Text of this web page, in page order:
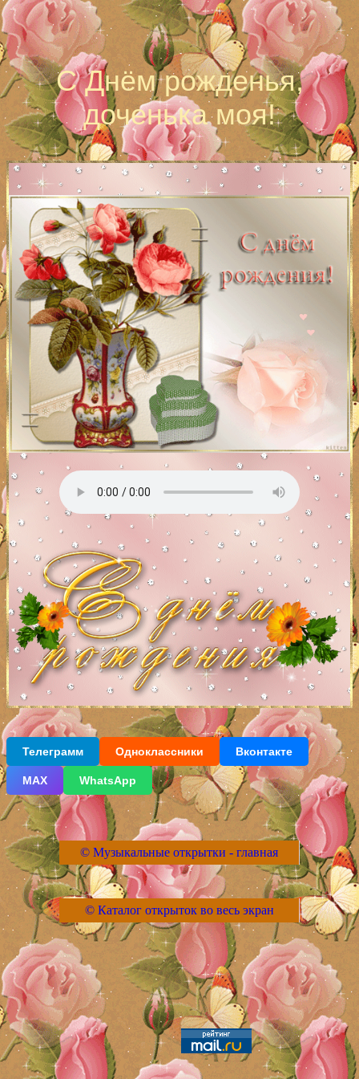
С Днём рожденья,
доченька моя!
Телеграмм Одноклассники Вконтакте
МАХ WhatsApp
© Музыкальные открытки - главная
© Каталог открыток во весь экран